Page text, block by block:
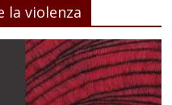
la violenza